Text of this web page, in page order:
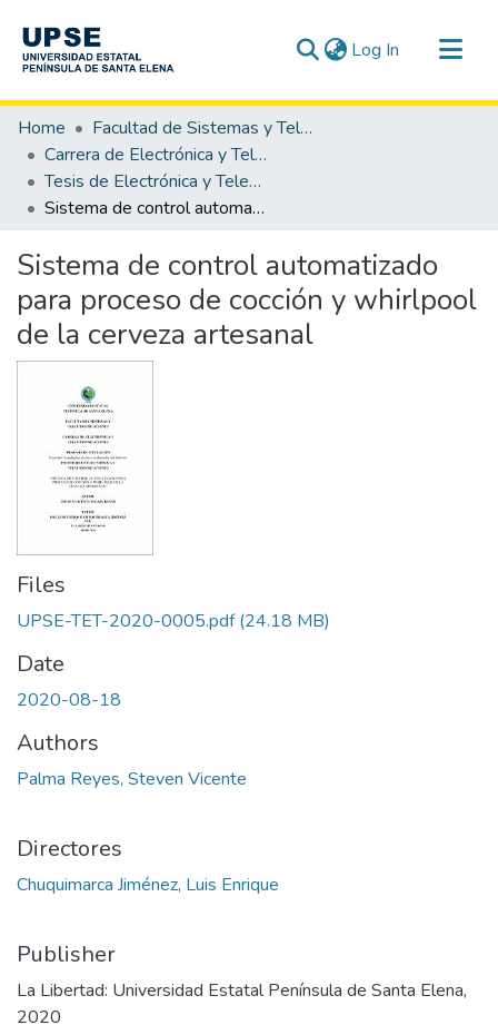
Log In (current)
Communities & Collections
All of DSpace
Statistics
Home
Facultad de Sistemas y Telecomunicaciones
Carrera de Electrónica y Telecomunicaciones
Tesis de Electrónica y Telecomunicaciones
Sistema de control automatizado para proceso de cocción y whirlpool de la cerveza artesanal
Sistema de control automatizado
para proceso de cocción y whirlpool
de la cerveza artesanal
Files
UPSE-TET-2020-0005.pdf(24.18 MB)
Date
2020-08-18
Authors
Palma Reyes, Steven Vicente
Directores
Chuquimarca Jiménez, Luis Enrique
Publisher
La Libertad: Universidad Estatal Península de Santa Elena,
2020